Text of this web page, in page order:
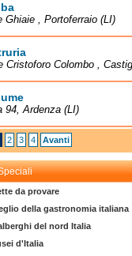
Ghiaie , Portoferraio (LI)
Cristoforo Colombo ,
94, Ardenza (LI)
2 3 4 Avanti
da provare
della gastronomia italiana
del nord Italia
d'Italia